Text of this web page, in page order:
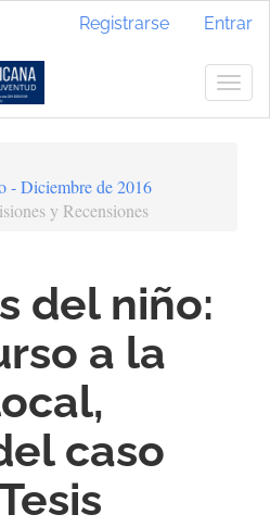
Registrarse Entrar
- Diciembre de 2016
y Recensiones
del niño:
a la
caso